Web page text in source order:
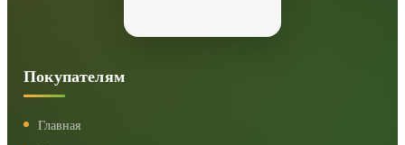
Покупателям
Главная